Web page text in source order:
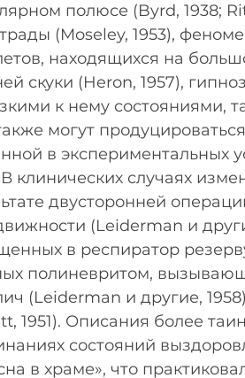
полюсе (Byrd, 1938;
(Moseley, 1953),
находящихся на
скуки (Heron, 1957),
к нему состояниями,
могут
в экспериментальных
В клинических случаях
двусторонней
(Leiderman и
в респиратор
полиневритом,
(Leiderman и другие,
1951). Описания более
состояний
в храме», что